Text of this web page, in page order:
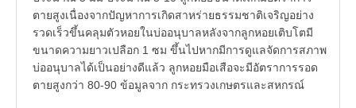
ตายสูงเนื่องจากปัญหาการเกิดสาหร่ายธรรมชาติเจริญอย่าง
รวดเร็วขึ้นคลุมตัวหอยในบ่ออนุบาลหลังจากลูกหอยเติบโตมี
ขนาดความยาวเปลือก 1 ซม ขึ้นไปหากมีการดูแลจัดการสภาพ
บ่ออนุบาลได้เป็นอย่างดีแล้ว ลูกหอยมือเสือจะมีอัตราการรอด
ตายสูงกว่า 80-90 ข้อมูลจาก กระทรวงเกษตรและสหกรณ์